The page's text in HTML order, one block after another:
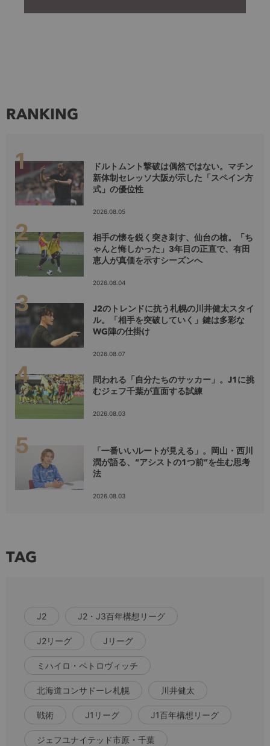
RANKING
ドルトムント撃破は偶然ではない。マチン
新体制セレッソ大阪が示した「スペイン方
式」の優位性
2026.08.05
相手の懐を鋭く突き刺す、仙台の槍。「ち
ゃんと悔しかった」3年目の正直で、有田
恵人が真価を示すシーズンへ
2026.08.04
J2のトレンドに抗う札幌の川井健太スタイ
ル。「相手を突破していく」鍵は多彩な
WG陣の仕掛け
2026.08.07
問われる「自分たちのサッカー」。J1に挑
むジェフ千葉が直面する試練
2026.08.03
「一番いいルートが見える」。岡山・西川
潤が語る、“アシストの1つ前”を生む思考
法
2026.08.03
TAG
J2 J2・J3百年構想リーグ
J2リーグ Jリーグ
ミハイロ・ペトロヴィッチ
北海道コンサドーレ札幌 川井健太
戦術 J1リーグ J1百年構想リーグ
ジェフユナイテッド市原・千葉